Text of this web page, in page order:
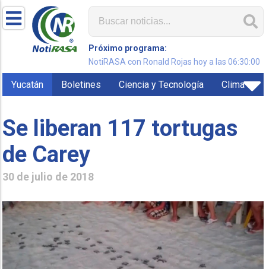
Próximo programa:
NotiRASA con Ronald Rojas hoy a las 06:30:00
Yucatán Boletines Ciencia y Tecnología Clima
Se liberan 117 tortugas
de Carey
30 de julio de 2018